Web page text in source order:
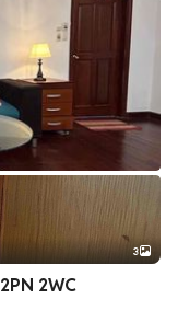
3
2WC